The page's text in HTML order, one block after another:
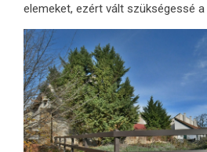
elemeket, ezért vált szükségessé